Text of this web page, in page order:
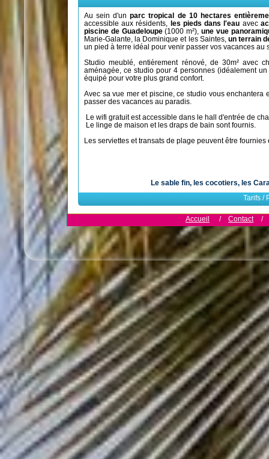
Au sein d'unparc tropical de 10 hectares
accessible aux résidents, les pieds dans l'eau avec
piscine de Guadeloupe(1000 m²),une vue
Marie-Galante, la Dominique et les Saintes, un terrain
un pied à terre idéal pour venir passer vos vacances au
Studio meublé, entièrement rénové, de 30m² avec
aménagée, ce studio pour 4 personnes (idéalement
équipé pour votre plus grand confort.
Avec sa vue mer et piscine, ce studio vous
passer des vacances au paradis.
Le wifi gratuit est accessible dans le hall d'entrée de
Le linge de maison et les draps de bain sont fournis.
Les serviettes et transats de plage peuvent être fournies
Le sable fin, les cocotiers, les
Tarifs /
Accueil / Contact /